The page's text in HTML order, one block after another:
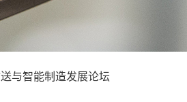
与智能制造发展论坛